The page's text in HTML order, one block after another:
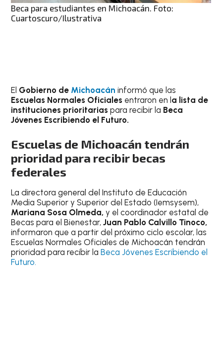
Beca para estudiantes en Michoacán. Foto:
Cuartoscuro/Ilustrativa
El Gobierno de Michoacán informó que las
Escuelas Normales Oficiales entraron en la lista de
instituciones prioritarias para recibir la Beca
Jóvenes Escribiendo el Futuro.
Escuelas de Michoacán tendrán
prioridad para recibir becas
federales
La directora general del Instituto de Educación
Media Superior y Superior del Estado (Iemsysem),
Mariana Sosa Olmeda,y el coordinador estatal de
Becas para el Bienestar,Juan Pablo Calvillo Tinoco,
informaron que a partir del próximo ciclo escolar, las
Escuelas Normales Oficiales de Michoacán tendrán
prioridad para recibir laBeca Jóvenes Escribiendo el
Futuro.